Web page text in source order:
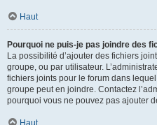
Haut
Pourquoi ne puis-je pas joindre des
La possibilité d’ajouter des fichiers
groupe, ou par utilisateur.
fichiers joints pour le forum dans
groupe peut en joindre. Contactez
pourquoi vous ne pouvez pas ajouter
Haut